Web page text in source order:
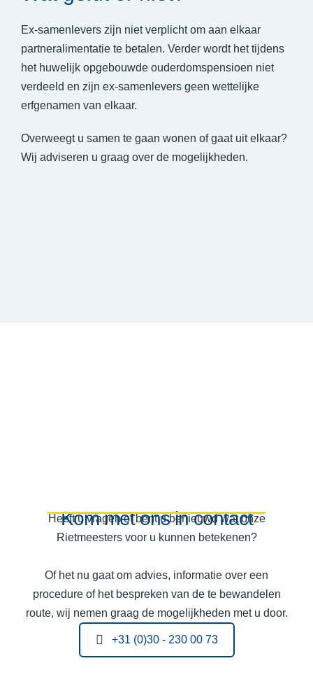
Ex-samenlevers zijn niet verplicht om aan elkaar
partneralimentatie te betalen. Verder wordt het tijdens
het huwelijk opgebouwde ouderdomspensioen niet
verdeeld en zijn ex-samenlevers geen wettelijke
erfgenamen van elkaar.
Overweegt u samen te gaan wonen of gaat uit elkaar?
Wij adviseren u graag over de mogelijkheden.
Kom met ons in contact
Heeft u vragen of bent u benieuwd wat onze
Rietmeesters voor u kunnen betekenen?
Of het nu gaat om advies, informatie over een
procedure of het bespreken van de te bewandelen
route, wij nemen graag de mogelijkheden met u door.
+31 (0)30 - 230 00 73